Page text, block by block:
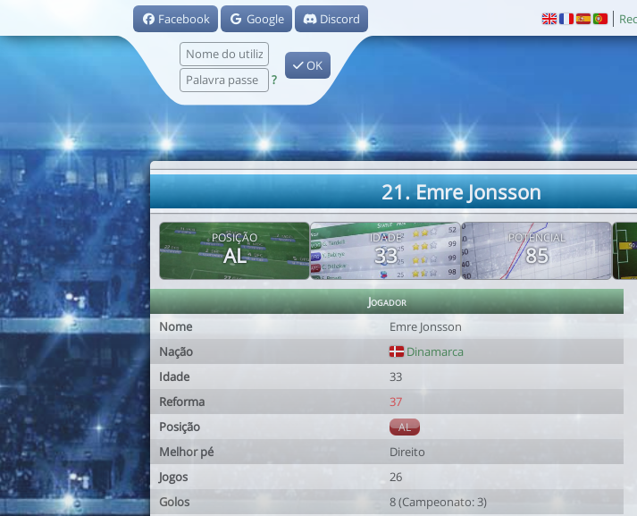
Facebook Google Discord
?
OK
21. Emre Jonsson
POSIÇÃO
AL
IDADE
33
POTENCIAL
85
Jogador
Nome
Emre Jonsson
Nação
Dinamarca
Idade
33
Reforma
37
Posição
AL
Melhor pé
Direito
Jogos
26
Golos
8 (Campeonato: 3)